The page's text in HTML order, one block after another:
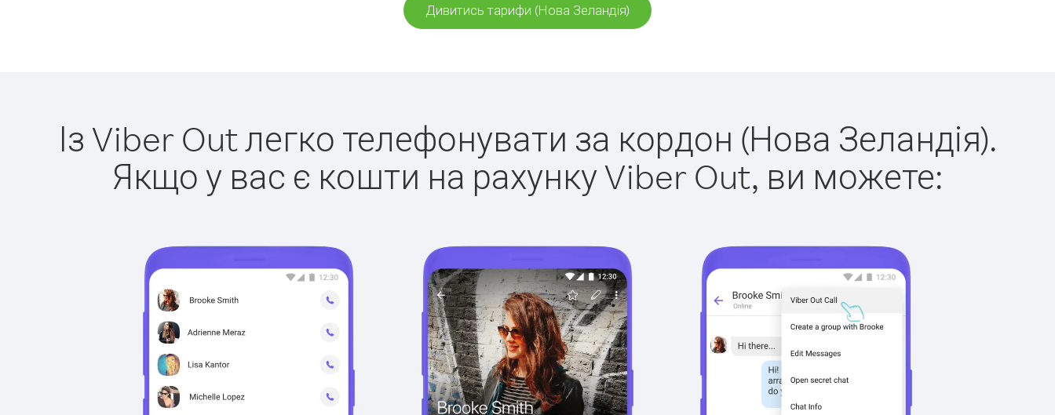
Дивитись тарифи (Нова Зеландія)
Із Viber Out легко телефонувати за кордон (Нова Зеландія).
Якщо у вас є кошти на рахунку Viber Out, ви можете: